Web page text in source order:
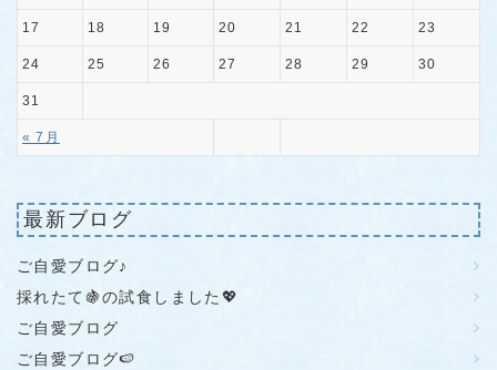
« 7月
17 18 19 20 21 22 23
24 25 26 27 28 29 30
31
最新ブログ
ご自愛ブログ♪
採れたて🍇の試食しました💖
ご自愛ブログ
ご自愛ブログ🍉